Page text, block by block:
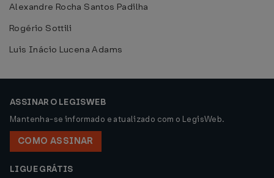
Alexandre Rocha Santos Padilha
Rogério Sottili
Luis Inácio Lucena Adams
ASSINAR O LEGISWEB
Mantenha-se informado e atualizado com o LegisWeb.
COMO ASSINAR
LIGUE GRÁTIS